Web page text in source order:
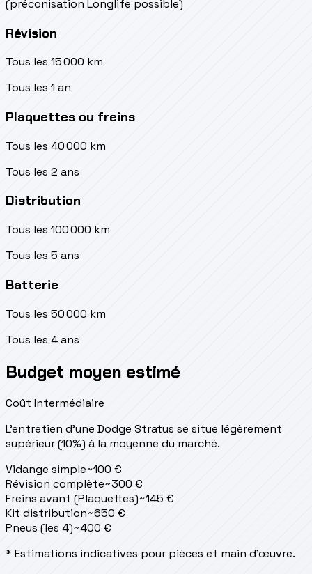
(préconisation Longlife possible)
Révision
Tous les 15 000 km
Tous les 1 an
Plaquettes ou freins
Tous les 40 000 km
Tous les 2 ans
Distribution
Tous les 100 000 km
Tous les 5 ans
Batterie
Tous les 50 000 km
Tous les 4 ans
Budget moyen estimé
Coût Intermédiaire
L'entretien d'une Dodge Stratus se situe légèrement
supérieur (10%) à la moyenne du marché.
Vidange simple~100 €
Révision complète~300 €
Freins avant (Plaquettes)~145 €
Kit distribution~650 €
Pneus (les 4)~400 €
* Estimations indicatives pour pièces et main d'œuvre.